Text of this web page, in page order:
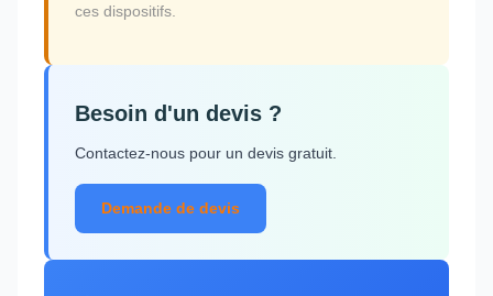
ces dispositifs.
Besoin d'un devis ?
Contactez-nous pour un devis gratuit.
Demande de devis